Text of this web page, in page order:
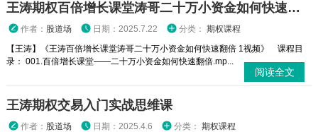
王涛期权百倍增长课堂涛哥二十万小资金如何快速翻倍 1视频
作者： 股道场 日期：2025.7.22 分类： 期权课程
【王涛】《王涛百倍增长课堂涛哥二十万小资金如何快速翻倍 1视频》 课程目
录： 001.百倍增长课堂——二十万小资金如何快速翻倍.mp...
阅读全文
王涛期权交易入门实战思维课
作者： 股道场 日期：2025.4.6 分类： 期权课程